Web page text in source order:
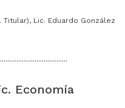
Lic. Eduardo González
Economía